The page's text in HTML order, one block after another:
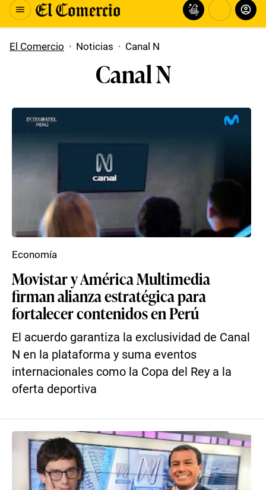
El Comercio · Noticias · Canal N
Canal N
Movistar y América Multimedia
firman alianza estratégica para
fortalecer contenidos en Perú
El acuerdo garantiza la exclusividad de Canal
N en la plataforma y suma eventos
internacionales como la Copa del Rey a la
oferta deportiva
Economía